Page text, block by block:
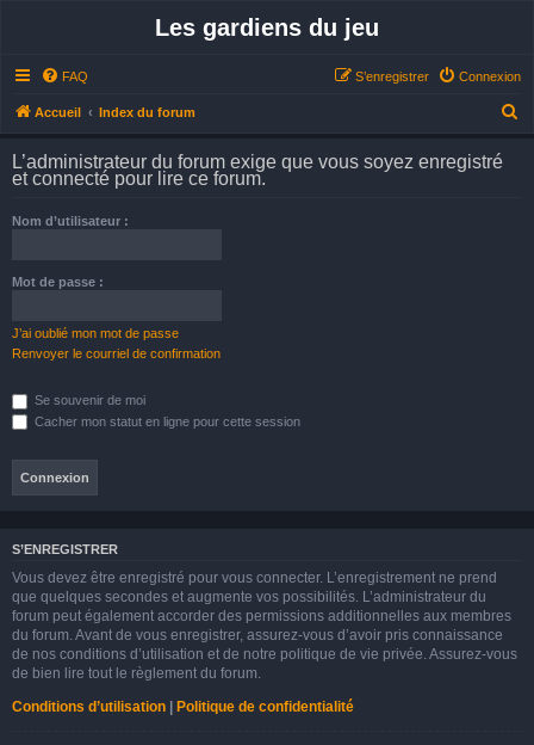
Les gardiens du jeu
FAQ Connexion
S’enregistrer
Accueil Index du forum
L’administrateur du forum exige que vous soyez enregistré
et connecté pour lire ce forum.
Nom d’utilisateur :
Mot de passe :
J’ai oublié mon mot de passe
Renvoyer le courriel de confirmation
Se souvenir de moi
Cacher mon statut en ligne pour cette session
S’ENREGISTRER
Vous devez être enregistré pour vous connecter. L’enregistrement ne prend
que quelques secondes et augmente vos possibilités. L’administrateur du
forum peut également accorder des permissions additionnelles aux membres
du forum. Avant de vous enregistrer, assurez-vous d’avoir pris connaissance
de nos conditions d’utilisation et de notre politique de vie privée. Assurez-vous
de bien lire tout le règlement du forum.
Conditions d’utilisation | Politique de confidentialité